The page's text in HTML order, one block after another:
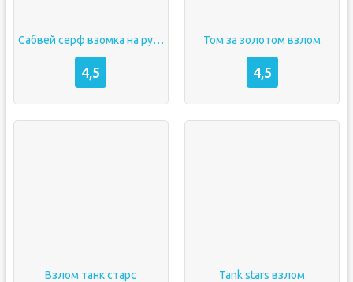
Сабвей серф взомка на русском
4,5
Том за золотом взлом
4,5
Взлом танк старс Tank stars взлом